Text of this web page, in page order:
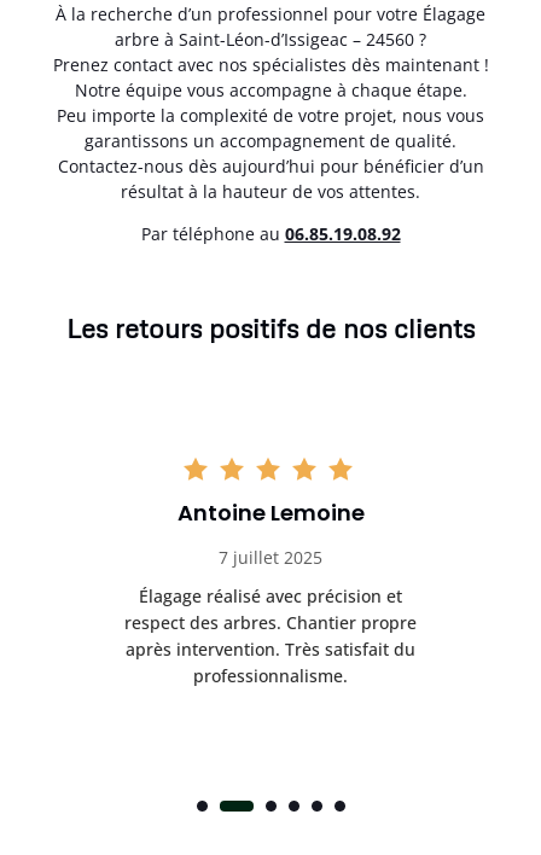
À la recherche d’un professionnel pour votre Élagage
arbre à Saint-Léon-d’Issigeac – 24560 ?
Prenez contact avec nos spécialistes dès maintenant !
Notre équipe vous accompagne à chaque étape.
Peu importe la complexité de votre projet, nous vous
garantissons un accompagnement de qualité.
Contactez-nous dès aujourd’hui pour bénéficier d’un
résultat à la hauteur de vos attentes.
Par téléphone au 06.85.19.08.92
Les retours positifs de nos clients
Antoine Lemoine
7 juillet 2025
Élagage réalisé avec précision et
respect des arbres. Chantier propre
après intervention. Très satisfait du
professionnalisme.